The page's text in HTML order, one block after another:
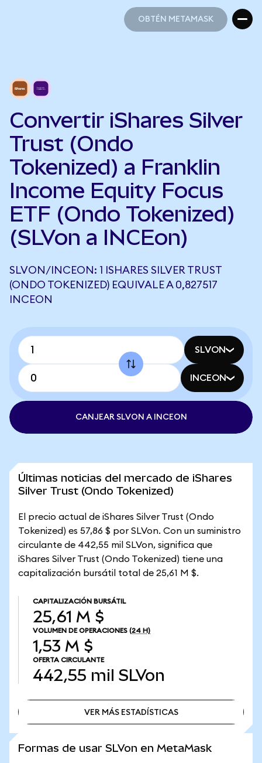
OBTÉN METAMASK
Convertir iShares Silver
Trust (Ondo
Tokenized) a Franklin
Income Equity Focus
ETF (Ondo Tokenized)
(SLVon a INCEon)
SLVON/INCEON: 1 ISHARES SILVER TRUST
(ONDO TOKENIZED) EQUIVALE A 0,827517
INCEON
SLVON
INCEON
CANJEAR SLVON A INCEON
Últimas noticias del mercado de iShares
Silver Trust (Ondo Tokenized)
El precio actual de iShares Silver Trust (Ondo
Tokenized) es 57,86 $ por SLVon. Con un suministro
circulante de 442,55 mil SLVon, significa que
iShares Silver Trust (Ondo Tokenized) tiene una
capitalización bursátil total de 25,61 M $.
CAPITALIZACIÓN BURSÁTIL
25,61 M $
VOLUMEN DE OPERACIONES (24 H)
1,53 M $
OFERTA CIRCULANTE
442,55 mil SLVon
VER MÁS ESTADÍSTICAS
Formas de usar SLVon en MetaMask